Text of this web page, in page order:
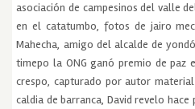
asociación de campesinos del valle
en el catatumbo, fotos de jairo
Mahecha, amigo del alcalde de
timepo la ONG ganó premio de paz
crespo, capturado por autor
caldia de barranca, David revelo